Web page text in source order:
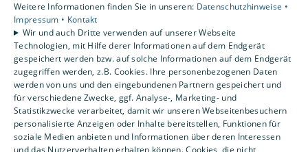
Gewerbekunden
Karriere
Unternehmen
Kontakt
Weitere Informationen finden Sie in unseren: Datenschutzhinweise •
Impressum • Kontakt
Wir und auch Dritte verwenden auf unserer Webseite
Technologien, mit Hilfe derer Informationen auf dem Endgerät
gespeichert werden bzw. auf solche Informationen auf dem Endgerät
zugegriffen werden, z.B. Cookies. Ihre personenbezogenen Daten
werden von uns und den eingebundenen Partnern gespeichert und
für verschiedene Zwecke, ggf. Analyse-, Marketing- und
Statistikzwecke verarbeitet, damit wir unseren Webseitenbesuchern
personalisierte Anzeigen oder Inhalte bereitstellen, Funktionen für
soziale Medien anbieten und Informationen über deren Interessen
und das Nutzerverhalten erhalten können. Cookies, die nicht